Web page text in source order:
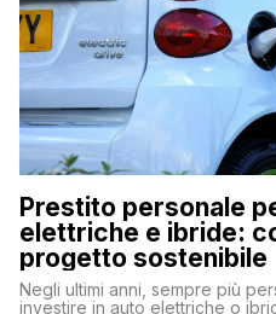
Prestito personale
elettriche e ibride:
progetto sostenibile
Negli ultimi anni, sempre più
investire in auto elettriche o